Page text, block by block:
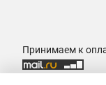
Принимаем к